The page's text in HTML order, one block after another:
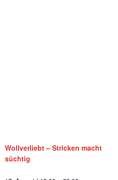
Wollverliebt – Stricken macht
süchtig